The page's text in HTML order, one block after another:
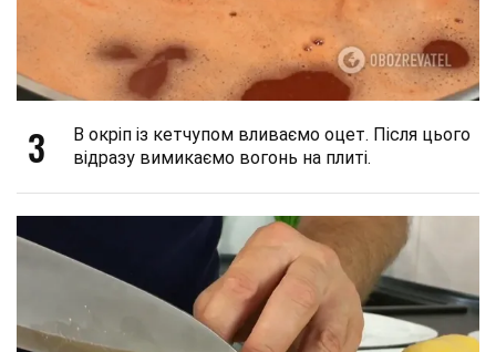
3
В окріп із кетчупом вливаємо оцет. Після цього
відразу вимикаємо вогонь на плиті.